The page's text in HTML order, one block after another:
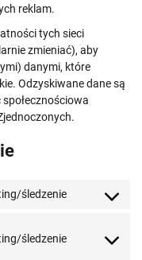
reklam.
tych sieci
zmieniać), aby
danymi, które
Odzyskiwane dane są
śledzenie
Consent
service
śledzenie
Consent